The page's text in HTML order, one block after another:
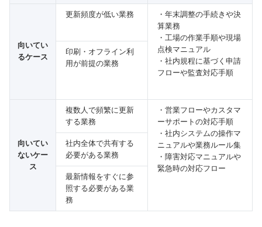
向いてい
るケース
更新頻度が低い業務
・年末調整の手続きや決
算業務
・工場の作業手順や現場
点検マニュアル
・社内規程に基づく申請
フローや監査対応手順
印刷・オフライン利
用が前提の業務
向いてい
ないケー
ス
複数人で頻繁に更新
する業務
・営業フローやカスタマ
ーサポートの対応手順
・社内システムの操作マ
ニュアルや業務ルール集
・障害対応マニュアルや
緊急時の対応フロー
社内全体で共有する
必要がある業務
最新情報をすぐに参
照する必要がある業
務